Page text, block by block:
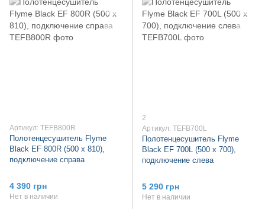
Артикул: TEFB800R
Полотенцесушитель Flyme
Black EF 800R (500 х 810),
подключение справа
4 390 грн
Нет в наличии
2
Артикул: TEFB700L
Полотенцесушитель Flyme
Black EF 700L (500 х 700),
подключение слева
5 290 грн
Нет в наличии